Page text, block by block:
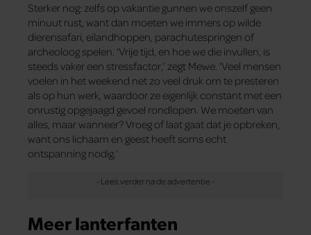
Sterker nog: zelfs op vakantie gunnen we onszelf geen
minuut rust, want dan moeten we immers op wilde
dierensafari, eilandhoppen, parachutespringen of
archeoloog spelen. ‘Vrije tijd, en hoe we die invullen, is
steeds vaker een stressfactor,’ zegt Mewe. ‘Veel mensen
voelen in het weekend net zo veel druk om te presteren
als op hun werk, waardoor ze eigenlijk constant met een
onrustig opgejaagd gevoel rondlopen. We moeten van
alles, maar wanneer? Vroeg of laat gaat dat je opbreken,
want ons lichaam en geest heeft soms echt
ontspanning nodig.’
Meer lanterfanten